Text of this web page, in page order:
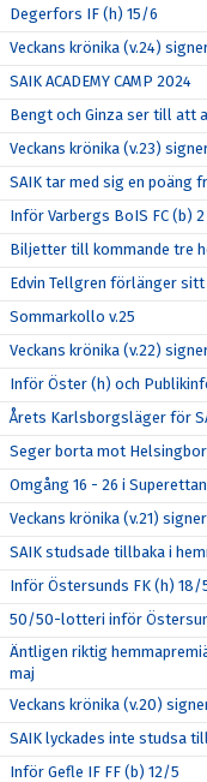
Degerfors IF (h) 15/6
Veckans krönika (v.24)
SAIK ACADEMY CAMP 2024
Bengt och Ginza ser till att
Veckans krönika (v.23)
SAIK tar med sig en poäng
Inför Varbergs BoIS FC (b) 2
Biljetter till kommande tre
Edvin Tellgren förlänger sitt
Sommarkollo v.25
Veckans krönika (v.22)
Inför Öster (h) och
Årets Karlsborgsläger för
Seger borta mot
Omgång 16 - 26 i
Veckans krönika (v.21)
SAIK studsade tillbaka i
Inför Östersunds FK (h) 18/
50/50-lotteri inför
Äntligen riktig
maj
Veckans krönika (v.20)
SAIK lyckades inte studsa
Inför Gefle IF FF (b) 12/5